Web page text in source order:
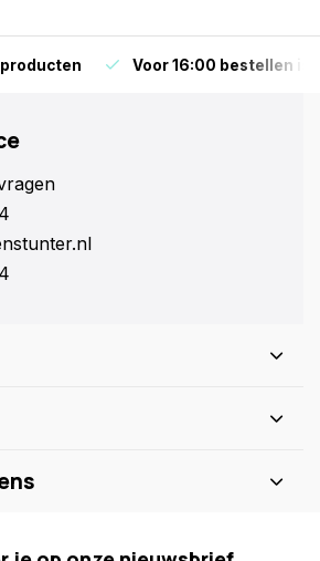
Voor 16:00 bestellen is